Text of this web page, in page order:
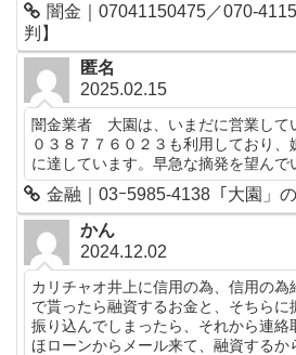
闇金｜07041150475／070-
判】
匿名
2025.02.15
闇金業者 大園は、いまだに営業して
０３８７７６０２３も利用しており
に達しています。早急な摘発を望んで
金融｜03ｰ5985-4138「大園」
かん
2024.12.02
カリチャオ井上に信用の為、信用の為
で貰ったら融資するお金と、そちらに
振り込んでしまったら、それから連絡
ほローンからメール来て、融資するか